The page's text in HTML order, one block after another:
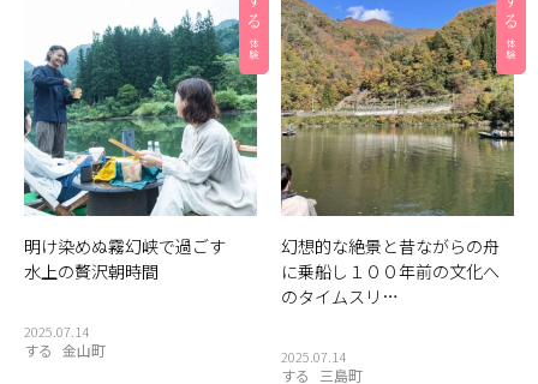
明け染めぬ霧幻峡で過ごす
水上の贅沢朝時間
2025.07.14
する 金山町
幻想的な絶景と昔ながらの舟
に乗船し１００年前の文化へ
のタイムスリ…
2025.07.14
する 三島町